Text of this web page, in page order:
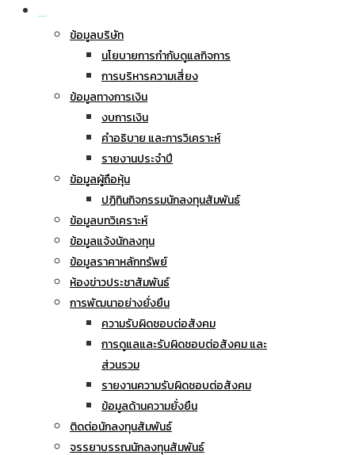
ข้อมูลบริษัท
นโยบายการกำกับดูแลกิจการ
การบริหารความเสี่ยง
ข้อมูลทางการเงิน
งบการเงิน
คำอธิบาย และการวิเคราะห์
รายงานประจำปี
ข้อมูลผู้ถือหุ้น
ปฏิทินกิจกรรมนักลงทุนสัมพันธ์
ข้อมูลบทวิเคราะห์
ข้อมูลแจ้งนักลงทุน
ข้อมูลราคาหลักทรัพย์
ห้องข่าวประชาสัมพันธ์
การพัฒนาอย่างยั่งยืน
ความรับผิดชอบต่อสังคม
การดูแลและรับผิดชอบต่อสังคม และ
ส่วนรวม
รายงานความรับผิดชอบต่อสังคม
ข้อมูลด้านความยั่งยืน
ติดต่อนักลงทุนสัมพันธ์
จรรยาบรรณนักลงทุนสัมพันธ์